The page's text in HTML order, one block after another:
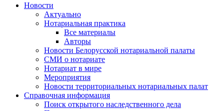
Новости
Актуально
Нотариальная практика
Все материалы
Авторы
Новости Белорусской нотариальной палаты
СМИ о нотариате
Нотариат в мире
Мероприятия
Новости территориальных нотариальных палат
Справочная информация
Поиск открытого наследственного дела